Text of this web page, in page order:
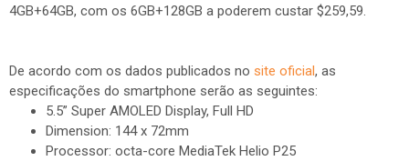
4GB+64GB, com os 6GB+128GB a poderem custar $259,59.
De acordo com os dados publicados no site oficial, as
especificações do smartphone serão as seguintes:
5.5” Super AMOLED Display, Full HD
Dimension: 144 x 72mm
Processor: octa-core MediaTek Helio P25